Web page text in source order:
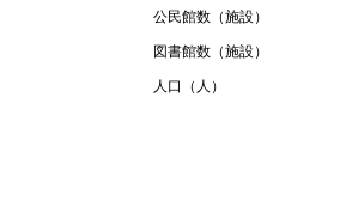
公民館数（施設）
図書館数（施設）
人口（人）